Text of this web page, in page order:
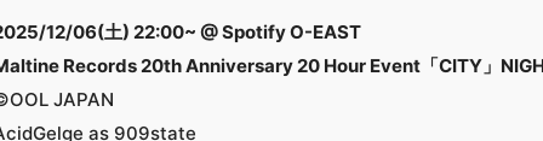
12/06(土) 22:00~ @ Spotify O-EAST
Records 20th Anniversary 20 Hour Event「CITY」
JAPAN
as 909state